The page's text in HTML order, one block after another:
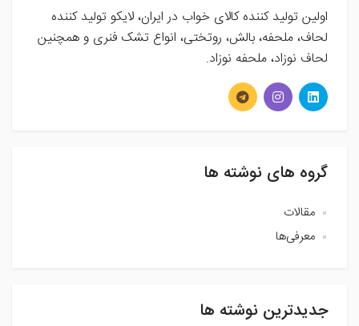
اولین تولید کننده کالای خواب در ایران، لایکو تولید کننده
لحاف، ملحفه، بالش، روتختی، انواع تشک فنری و همچنین
لحاف نوزاد، ملحفه نوزاد.
گروه های نوشته ها
مقالات
معرفی‌ها
جدیدترین نوشته ها